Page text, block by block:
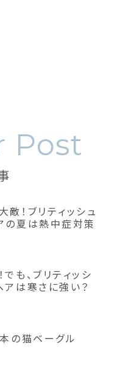
敵！ブリティッシュ
の夏は熱中症対策
も、ブリティッシ
アは寒さに強い？
本の猫ベーグル